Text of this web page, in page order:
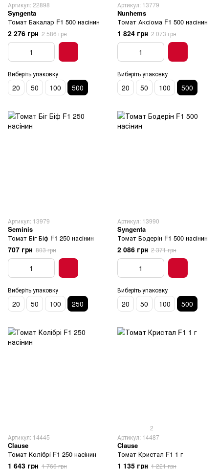
Артикул: 22898
Syngenta
Томат Бакалар F1 500 насінин
2 276 грн 2 586 грн
Виберіть упаковку
20 50 100 500
Артикул: 13779
Nunhems
Томат Аксіома F1 500 насінин
1 824 грн 2 073 грн
Виберіть упаковку
20 50 100 500
Артикул: 13979
Seminis
Томат Біг Біф F1 250 насінин
707 грн 803 грн
Виберіть упаковку
20 50 100 250
Артикул: 13990
Syngenta
Томат Бодерін F1 500 насінин
2 086 грн 2 371 грн
Виберіть упаковку
20 50 100 500
Артикул: 14445
Clause
Томат Колібрі F1 250 насінин
1 643 грн 1 766 грн
2
Артикул: 14487
Clause
Томат Кристал F1 1 г
1 135 грн 1 221 грн